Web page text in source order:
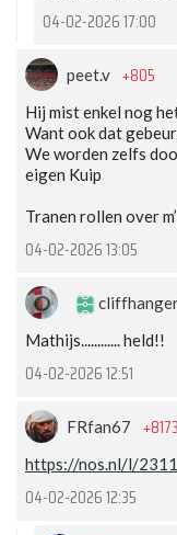
04-02-2026 17:00
peet.v +805
Hij mist enkel nog
Want ook dat
We worden zelfs
eigen Kuip
Tranen rollen over
04-02-2026 13:05
Mathijs............ held!!
04-02-2026 12:51
FRfan67 +8173
https://nos.nl/l/
04-02-2026 12:35